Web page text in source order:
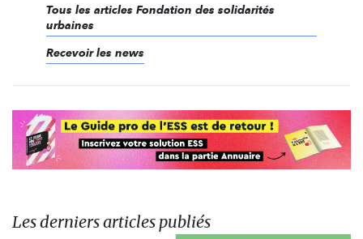
Tous les articles Fondation des solidarités
urbaines
Recevoir les news
Les derniers articles publiés